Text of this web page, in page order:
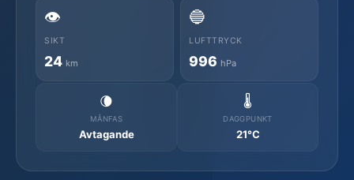
👁️
SIKT
24 km
🔵
LUFTTRYCK
996 hPa
🌘
MÅNFAS
Avtagande
🌡️
DAGGPUNKT
21°C